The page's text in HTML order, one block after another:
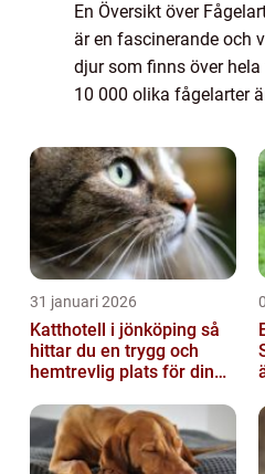
En Översikt över
är en fascinerande och
djur som finns över
10 000 olika fågelarter
melodiska sång. I
31 januari 2026
Katthotell i jönköping så
hittar du en trygg och
hemtrevlig plats för din